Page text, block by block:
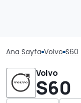
Ana Sayfa Volvo S60
Volvo
S60